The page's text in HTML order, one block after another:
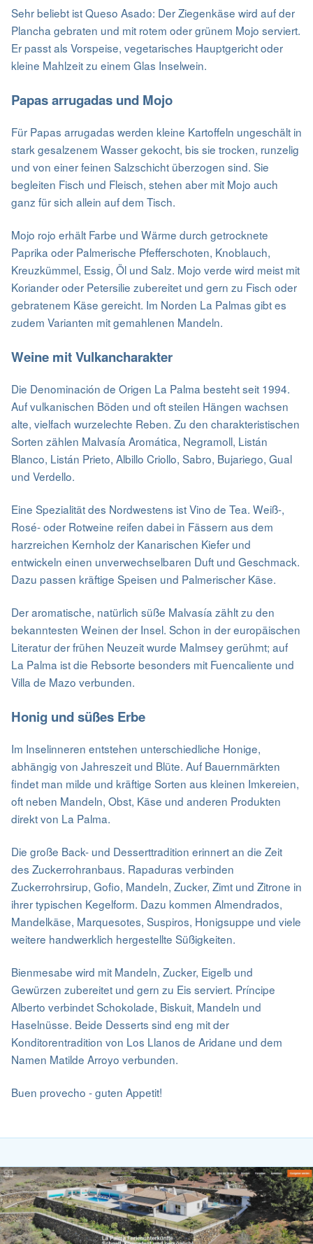
Sehr beliebt ist Queso Asado: Der Ziegenkäse wird auf der
Plancha gebraten und mit rotem oder grünem Mojo serviert.
Er passt als Vorspeise, vegetarisches Hauptgericht oder
kleine Mahlzeit zu einem Glas Inselwein.
Papas arrugadas und Mojo
Für Papas arrugadas werden kleine Kartoffeln ungeschält in
stark gesalzenem Wasser gekocht, bis sie trocken, runzelig
und von einer feinen Salzschicht überzogen sind. Sie
begleiten Fisch und Fleisch, stehen aber mit Mojo auch
ganz für sich allein auf dem Tisch.
Mojo rojo erhält Farbe und Wärme durch getrocknete
Paprika oder Palmerische Pfefferschoten, Knoblauch,
Kreuzkümmel, Essig, Öl und Salz. Mojo verde wird meist mit
Koriander oder Petersilie zubereitet und gern zu Fisch oder
gebratenem Käse gereicht. Im Norden La Palmas gibt es
zudem Varianten mit gemahlenen Mandeln.
Weine mit Vulkancharakter
Die Denominación de Origen La Palma besteht seit 1994.
Auf vulkanischen Böden und oft steilen Hängen wachsen
alte, vielfach wurzelechte Reben. Zu den charakteristischen
Sorten zählen Malvasía Aromática, Negramoll, Listán
Blanco, Listán Prieto, Albillo Criollo, Sabro, Bujariego, Gual
und Verdello.
Eine Spezialität des Nordwestens ist Vino de Tea. Weiß-,
Rosé- oder Rotweine reifen dabei in Fässern aus dem
harzreichen Kernholz der Kanarischen Kiefer und
entwickeln einen unverwechselbaren Duft und Geschmack.
Dazu passen kräftige Speisen und Palmerischer Käse.
Der aromatische, natürlich süße Malvasía zählt zu den
bekanntesten Weinen der Insel. Schon in der europäischen
Literatur der frühen Neuzeit wurde Malmsey gerühmt; auf
La Palma ist die Rebsorte besonders mit Fuencaliente und
Villa de Mazo verbunden.
Honig und süßes Erbe
Im Inselinneren entstehen unterschiedliche Honige,
abhängig von Jahreszeit und Blüte. Auf Bauernmärkten
findet man milde und kräftige Sorten aus kleinen Imkereien,
oft neben Mandeln, Obst, Käse und anderen Produkten
direkt von La Palma.
Die große Back- und Desserttradition erinnert an die Zeit
des Zuckerrohranbaus. Rapaduras verbinden
Zuckerrohrsirup, Gofio, Mandeln, Zucker, Zimt und Zitrone in
ihrer typischen Kegelform. Dazu kommen Almendrados,
Mandelkäse, Marquesotes, Suspiros, Honigsuppe und viele
weitere handwerklich hergestellte Süßigkeiten.
Bienmesabe wird mit Mandeln, Zucker, Eigelb und
Gewürzen zubereitet und gern zu Eis serviert. Príncipe
Alberto verbindet Schokolade, Biskuit, Mandeln und
Haselnüsse. Beide Desserts sind eng mit der
Konditorentradition von Los Llanos de Aridane und dem
Namen Matilde Arroyo verbunden.
Buen provecho - guten Appetit!